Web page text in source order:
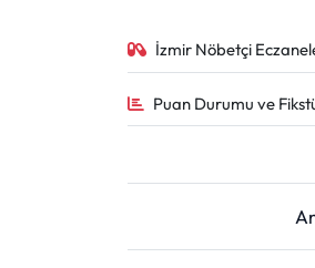
İzmir Nöbetçi
Puan Durumu ve